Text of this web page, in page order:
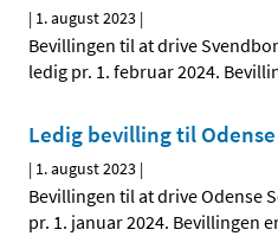
| 1. august 2023 |
Bevillingen til at drive
ledig pr. 1. februar 2024.
Ledig bevilling til
| 1. august 2023 |
Bevillingen til at drive Odense
pr. 1. januar 2024. Bevillingen